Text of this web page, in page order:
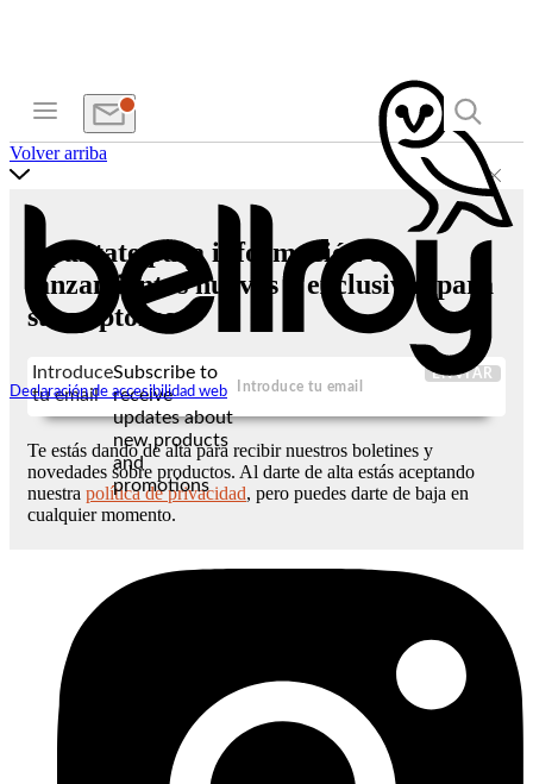
Declaración de accesibilidad web
Volver arriba
Apúntate para información de
lanzamientos nuevos y exclusivas para
suscriptores
Introduce
tu email
Subscribe to
receive
updates about
new products
and
promotions
ENVIAR
Te estás dando de alta para recibir nuestros boletines y
novedades sobre productos. Al darte de alta estás aceptando
nuestra política de privacidad, pero puedes darte de baja en
cualquier momento.